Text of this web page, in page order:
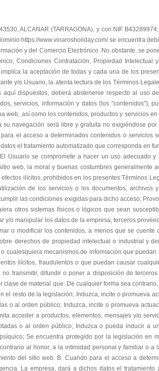
técnicos de protección o cualesquiera mecanismos de información que puedan insertarse en los contenidos; intentar obtener datos personales distintos a los que está autorizado a conocer, empleando para ello medios o procedimientos ilícitos, fraudulentos o que puedan causar cualquier tipo de daño. (Véase Virus, troyanos, bug´s, Worms, etc) En particular, y a título meramente indicativo y no exhaustivo, el Usuario se compromete a no transmitir, difundir o poner a disposición de terceros informaciones, datos, contenidos, mensajes, gráficos, dibujos, archivos de sonido y/o imagen, fotografías, grabaciones, software y, en general, cualquier clase de material que: De cualquier forma sea contrario, menosprecie o atente contra los derechos fundamentales y las libertades públicas reconocidas constitucionalmente, en los Tratados Internacionales y en el resto de la legislación; Induzca, incite o promueva actuaciones delictivas, denigratorias, difamatorias, violentas o, en general, contrarias a la ley, a la moral, a las buenas costumbres generalmente aceptadas o al orden público; Induzca, incite o promueva actuaciones, actitudes o pensamientos discriminatorios por razón de sexo, raza, religión, creencias, edad o condición; Incorpore, ponga a disposición o permita acceder a productos, elementos, mensajes y/o servicios delictivos, violentos, ofensivos, nocivos, degradantes o, en general, contrarios a la ley, a la moral y a las buenas costumbres generalmente aceptadas o al orden público; Induzca o pueda inducir a un estado inaceptable de ansiedad o temor; Induzca o incite a involucrarse en prácticas peligrosas, de riesgo o nocivas para la salud y el equilibrio psíquico; Se encuentra protegido por la legislación en materia de protección intelectual o industrial perteneciente a la empresa o a terceros sin que haya sido autorizado el uso que se pretenda hacer; Sea contrario al honor, a la intimidad personal y familiar o a la propia imagen de las personas; Constituya cualquier tipo de publicidad; Incluya cualquier tipo de virus o programa que impida el normal funcionamiento del sitio web. B. Cuando para el acceso a determinados contenidos o servicios sea necesario facilitar datos de carácter personal, los Usuarios garantizarán su veracidad, exactitud, autenticidad y vigencia. La empresa, dará a dichos datos el tratamiento automatizado que corresponda en función de su naturaleza o finalidad, en los términos indicados en la sección de Política de Protección de Datos. 5. RESPONSABILIDADES A. La empresa no garantiza el acceso continuado, ni la